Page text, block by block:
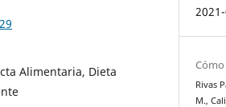
Alimentaria, Dieta
Rivas
M.,